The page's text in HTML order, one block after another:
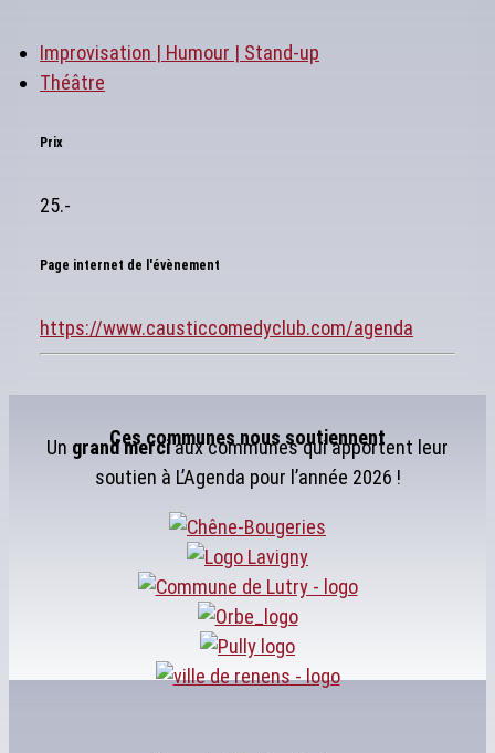
Improvisation | Humour | Stand-up
Théâtre
Prix
25.-
Page internet de l'évènement
https://www.causticcomedyclub.com/agenda
Ces communes nous soutiennent
Un grand merciaux communes qui apportent leur
soutien à L’Agenda pour l’année 2026 !